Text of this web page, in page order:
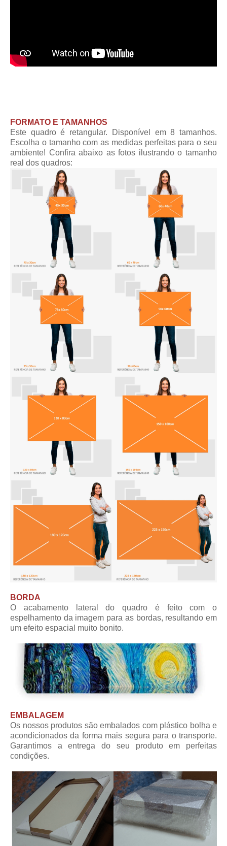
FORMATO E TAMANHOS
Este quadro é retangular. Disponível em 8 tamanhos.
Escolha o tamanho com as medidas perfeitas para o seu
ambiente! Confira abaixo as fotos ilustrando o tamanho
real dos quadros:
BORDA
O acabamento lateral do quadro é feito com o
espelhamento da imagem para as bordas, resultando em
um efeito espacial muito bonito.
EMBALAGEM
Os nossos produtos são embalados com plástico bolha e
acondicionados da forma mais segura para o transporte.
Garantimos a entrega do seu produto em perfeitas
condições.